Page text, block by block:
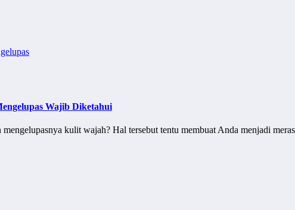
Wajib Diketahui
mengelupasnya kulit wajah? Hal tersebut tentu membuat Anda menjadi